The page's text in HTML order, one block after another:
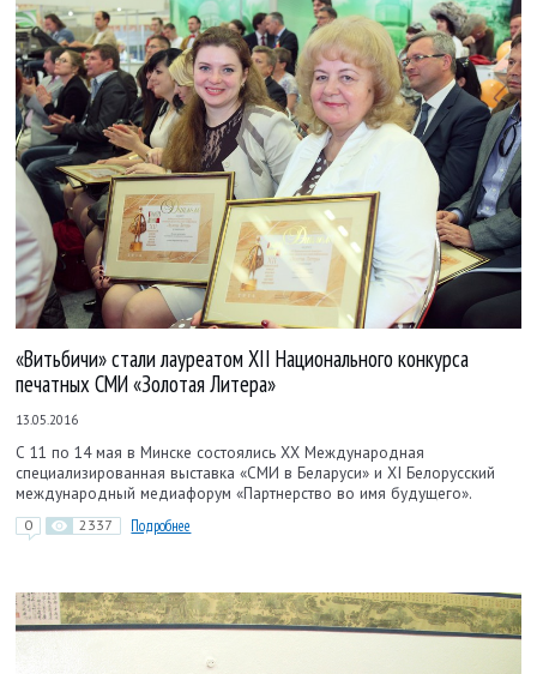
«Витьбичи» стали лауреатом XII Национального конкурса
печатных СМИ «Золотая Литера»
13.05.2016
С 11 по 14 мая в Минске состоялись ХХ Международная
специализированная выставка «СМИ в Беларуси» и ХI Белорусский
международный медиафорум «Партнерство во имя будущего».
0 2337 Подробнее